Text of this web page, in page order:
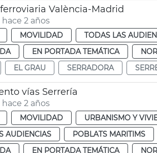
València-Madrid
2 años
MOVILIDAD TODAS LAS
EN PORTADA TEMÁTICA
EL GRAU SERRADORA
vías Serrería
2 años
MOVILIDAD URBANISMO Y
AUDIENCIAS
POBLATS MARITIMS
EN PORTADA TEMÁTICA